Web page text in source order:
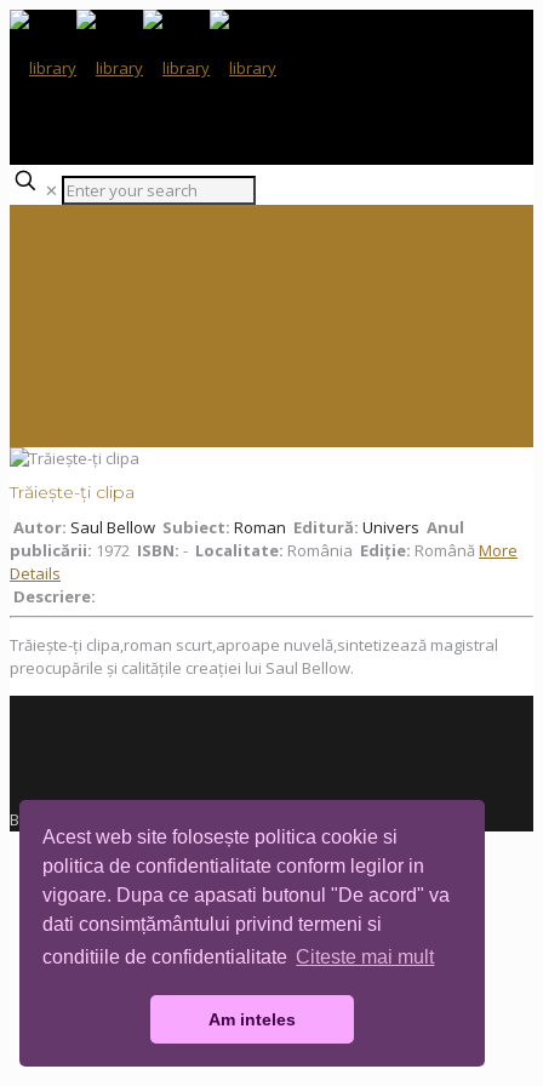
Acest web site folosește politica cookie si
politica de confidentialitate conform legilor in
vigoare. Dupa ce apasati butonul "De acord" va
dati consimțământului privind termeni si
conditiile de confidentialitate Citeste mai mult
Am inteles
✕
Trăiește-ți clipa
Autor: Saul Bellow Subiect: Roman Editură: Univers Anul
publicării: 1972 ISBN: - Localitate: România Ediţie: Română More
Details
Descriere:
Trăiește-ți clipa,roman scurt,aproape nuvelă,sintetizează magistral
preocupările și calitățile creației lui Saul Bellow.
Biblioteca Tia Mare © All rights reserved